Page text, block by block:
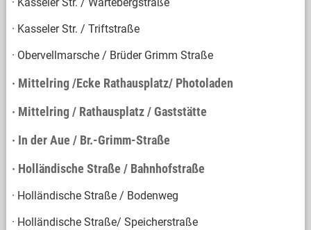
· Kasseler Str. / Triftstraße
· Obervellmarsche / Brüder Grimm Straße
· Mittelring /Ecke Rathausplatz/ Photoladen
· Mittelring / Rathausplatz / Gaststätte
· In der Aue / Br.-Grimm-Straße
· Holländische Straße / Bahnhofstraße
· Holländische Straße / Bodenweg
· Holländische Straße/ Speicherstraße